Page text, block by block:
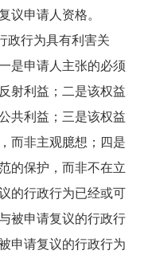
议申请人资格。
行为具有利害关
是申请人主张的必须
射利益；二是该权益
共利益；三是该权益
而非主观臆想；四是
的保护，而非不在立
的行政行为已经或可
被申请复议的行政行
申请复议的行政行为